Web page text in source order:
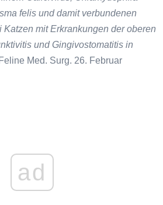
felis und damit verbundenen
Katzen mit Erkrankungen der oberen
und Gingivostomatitis in
Med. Surg. 26. Februar
ad